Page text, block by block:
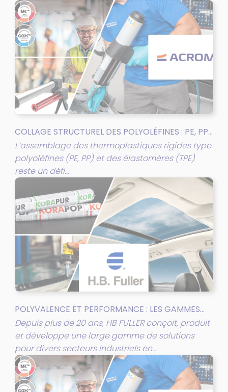
COLLAGE STRUCTUREL DES POLYOLÉFINES : PE, PP...
L’assemblage des thermoplastiques rigides type
polyoléfines (PE, PP) et des élastomères (TPE)
reste un défi...
POLYVALENCE ET PERFORMANCE : LES GAMMES...
Depuis plus de 20 ans, HB FULLER conçoit, produit
et développe une large gamme de solutions
pour divers secteurs industriels en...